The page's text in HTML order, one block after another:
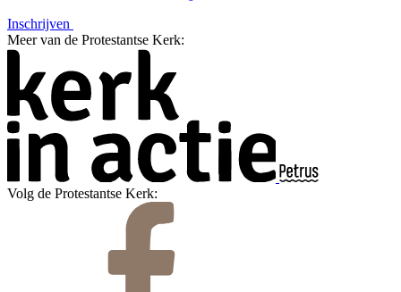
Inschrijven
Meer van de Protestantse Kerk:
Volg de Protestantse Kerk: